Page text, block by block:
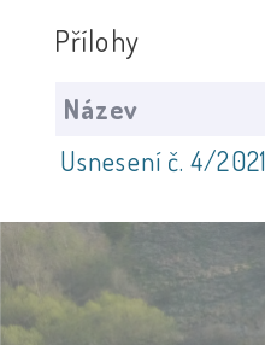
Přílohy
Název
Usnesení č. 4/